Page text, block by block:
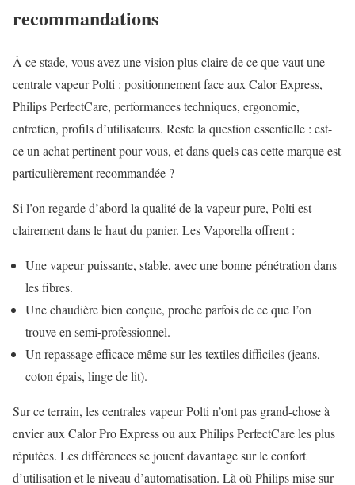
recommandations
À ce stade, vous avez une vision plus claire de ce que vaut une
centrale vapeur Polti : positionnement face aux Calor Express,
Philips PerfectCare, performances techniques, ergonomie,
entretien, profils d’utilisateurs. Reste la question essentielle : est-
ce un achat pertinent pour vous, et dans quels cas cette marque est
particulièrement recommandée ?
Si l’on regarde d’abord la qualité de la vapeur pure, Polti est
clairement dans le haut du panier. Les Vaporella offrent :
Une vapeur puissante, stable, avec une bonne pénétration dans
les fibres.
Une chaudière bien conçue, proche parfois de ce que l’on
trouve en semi-professionnel.
Un repassage efficace même sur les textiles difficiles (jeans,
coton épais, linge de lit).
Sur ce terrain, les centrales vapeur Polti n’ont pas grand-chose à
envier aux Calor Pro Express ou aux Philips PerfectCare les plus
réputées. Les différences se jouent davantage sur le confort
d’utilisation et le niveau d’automatisation. Là où Philips mise sur